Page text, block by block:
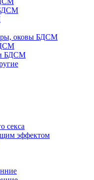
БДСМ
оковы БДСМ
БДСМ
секса
эффектом